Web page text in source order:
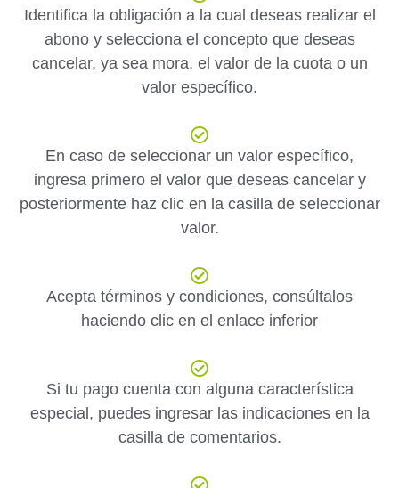
Identifica la obligación a la cual deseas realizar el
abono y selecciona el concepto que deseas
cancelar, ya sea mora, el valor de la cuota o un
valor específico.
En caso de seleccionar un valor específico,
ingresa primero el valor que deseas cancelar y
posteriormente haz clic en la casilla de seleccionar
valor.
Acepta términos y condiciones, consúltalos
haciendo clic en el enlace inferior
Si tu pago cuenta con alguna característica
especial, puedes ingresar las indicaciones en la
casilla de comentarios.